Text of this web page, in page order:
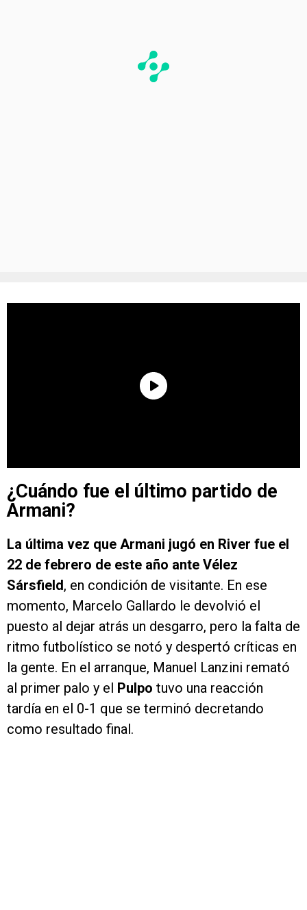
¿Cuándo fue el último partido de
Armani?
La última vez que Armani jugó en River fue el
22 de febrero de este año ante Vélez
Sársfield, en condición de visitante. En ese
momento, Marcelo Gallardo le devolvió el
puesto al dejar atrás un desgarro, pero la falta de
ritmo futbolístico se notó y despertó críticas en
la gente. En el arranque, Manuel Lanzini remató
al primer palo y el Pulpo tuvo una reacción
tardía en el 0-1 que se terminó decretando
como resultado final.